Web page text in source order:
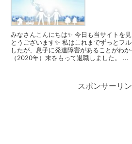
みなさんこんにちは✨ 今日も当サイトを
とうございます✨ 私はこれまでずっとフ
したが、息子に発達障害があることがわ
（2020年）末をもって退職しました。 ...
スポンサーリ